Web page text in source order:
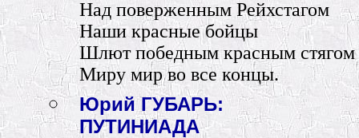
Над поверженным Рейхстагом
Наши красные бойцы
Шлют победным красным стягом
Миру мир во все концы.
Юрий ГУБАРЬ:
ПУТИНИАДА